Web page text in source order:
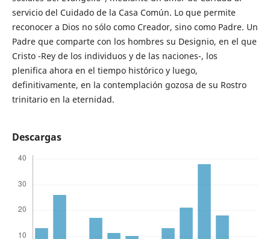
servicio del Cuidado de la Casa Común. Lo que permite
reconocer a Dios no sólo como Creador, sino como Padre. Un
Padre que comparte con los hombres su Designio, en el que
Cristo -Rey de los individuos y de las naciones-, los
plenifica ahora en el tiempo histórico y luego,
definitivamente, en la contemplación gozosa de su Rostro
trinitario en la eternidad.
Descargas